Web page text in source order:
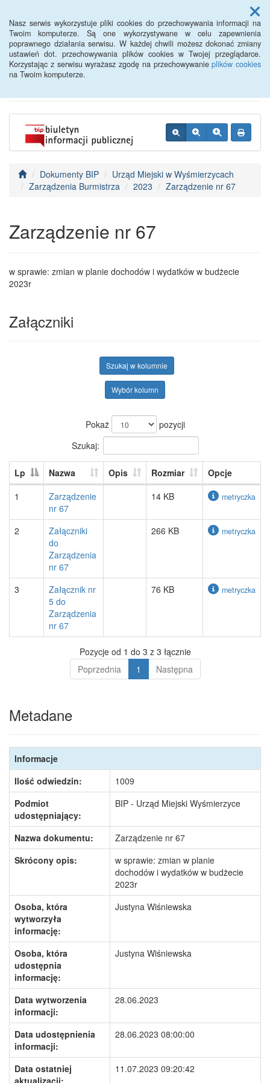
Nasz serwis wykorzystuje pliki cookies do przechowywania informacji na
Twoim komputerze. Są one wykorzystywane w celu zapewnienia
poprawnego działania serwisu. W każdej chwili możesz dokonać zmiany
ustawień dot. przechowywania plików cookies w Twojej przeglądarce.
Korzystając z serwisu wyrażasz zgodę na przechowywanieplików cookies
na Twoim komputerze.
Menu
BIP - Urząd Miejski
Wyśmierzyce
Dokumenty BIP
Urząd Miejski w Wyśmierzycach
Zarządzenia Burmistrza
2023 Zarządzenie nr 67
Zarządzenie nr 67
w sprawie: zmian w planie dochodów i wydatków w budżecie
2023r
Załączniki
Szukaj w kolumnie
Wybór kolumn
Pokaż
pozycji
Szukaj:
Lp Nazwa Opis Rozmiar
Opcje
1
Zarządzenie
nr 67
14 KB metryczka
2
Załączniki
do
Zarządzenia
nr 67
266 KB metryczka
3
Załącznik nr
5 do
Zarządzenia
nr 67
76 KB metryczka
Pozycje od 1 do 3 z 3 łącznie
Poprzednia
1 Następna
Metadane
Informacje
Ilość odwiedzin:
1009
Podmiot
udostępniający:
BIP - Urząd Miejski Wyśmierzyce
Nazwa dokumentu:
Zarządzenie nr 67
Skrócony opis:
w sprawie: zmian w planie
dochodów i wydatków w budżecie
2023r
Osoba, która
wytworzyła
informację:
Justyna Wiśniewska
Osoba, która
udostępnia
informację:
Justyna Wiśniewska
Data wytworzenia
informacji:
28.06.2023
Data udostępnienia
informacji:
28.06.2023 08:00:00
Data ostatniej
aktualizacji:
11.07.2023 09:20:42